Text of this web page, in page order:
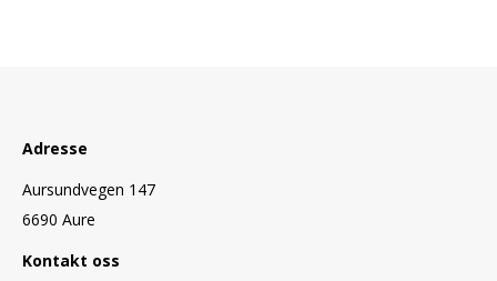
Adresse
Aursundvegen 147
6690 Aure
Kontakt oss